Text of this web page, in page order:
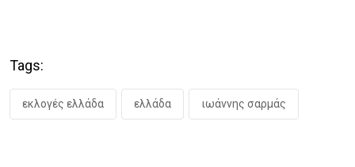
Tags:
εκλογές ελλάδα ελλάδα ιωάννης σαρμάς